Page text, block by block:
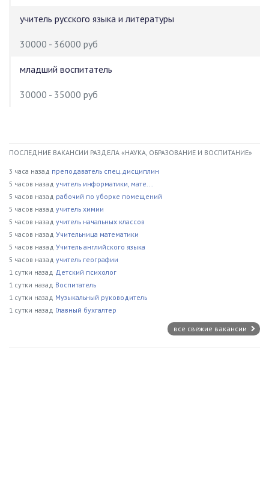
учитель русского языка и литературы
30000 - 36000 руб
младший воспитатель
30000 - 35000 руб
ПОСЛЕДНИЕ ВАКАНСИИ РАЗДЕЛА «НАУКА, ОБРАЗОВАНИЕ И ВОСПИТАНИЕ»
3 часа назад преподаватель спец.дисциплин
5 часов назад учитель информатики, мате...
5 часов назад рабочий по уборке помещений
5 часов назад учитель химии
5 часов назад учитель начальных классов
5 часов назад Учительница математики
5 часов назад Учитель английского языка
5 часов назад учитель географии
1 сутки назад Детский психолог
1 сутки назад Воспитатель
1 сутки назад Музыкальный руководитель
1 сутки назад Главный бухгалтер
все свежие вакансии